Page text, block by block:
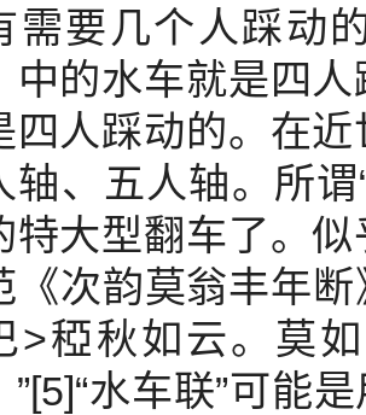
需要几个人踩动
中的水车就是四
四人踩动的。在
轴、五人轴。所
特大型翻车了。
《次韵莫翁丰年
>稏秋如云。莫
”[5]“水车联”可能